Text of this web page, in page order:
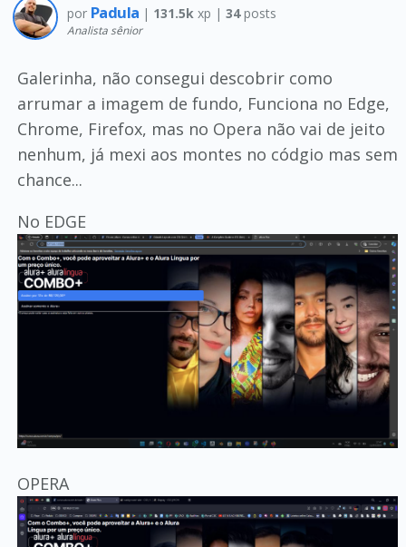
por Padula | 131.5k xp | 34posts
Analista sênior
Galerinha, não consegui descobrir como
arrumar a imagem de fundo, Funciona no Edge,
Chrome, Firefox, mas no Opera não vai de jeito
nenhum, já mexi aos montes no códgio mas sem
chance...
No EDGE
OPERA